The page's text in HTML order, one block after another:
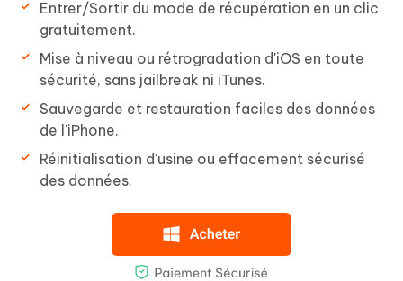
Entrer/Sortir du mode de récupération en un clic
gratuitement.
Mise à niveau ou rétrogradation d'iOS en toute
sécurité, sans jailbreak ni iTunes.
Sauvegarde et restauration faciles des données
de l'iPhone.
Réinitialisation d'usine ou effacement sécurisé
des données.